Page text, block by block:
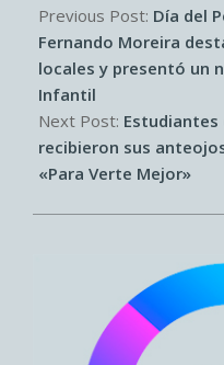
06-
08
Previous Post: Día del
Fernando Moreira
locales y presentó un
Infantil
Next Post: Estudiantes
recibieron sus
«Para Verte Mejor»